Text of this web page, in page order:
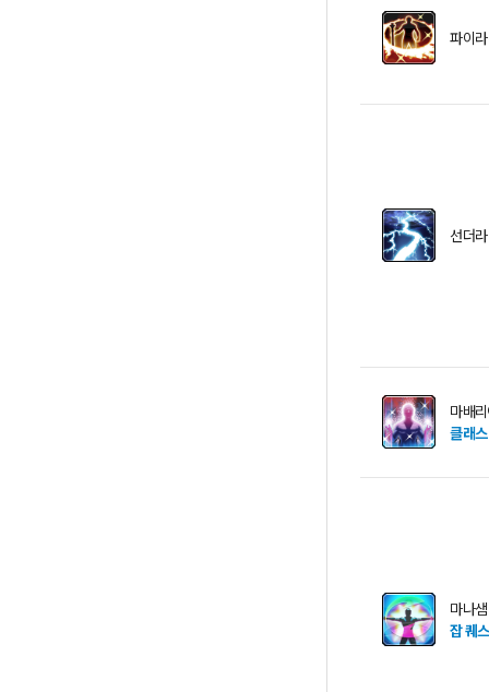
파이라
선더라
마배
클래
마나샘
잡 퀘